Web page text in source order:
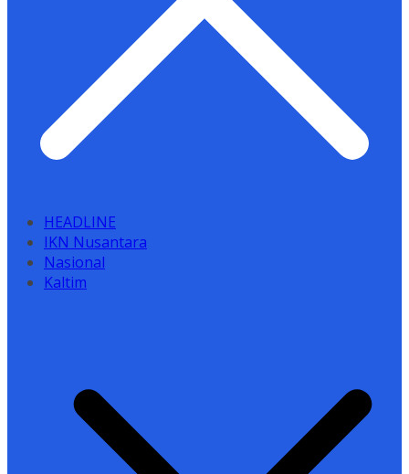
HEADLINE
IKN Nusantara
Nasional
Kaltim